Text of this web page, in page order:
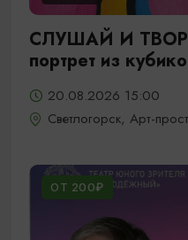
СЛУШАЙ И
портрет из
20.08.2026 15:00
Светлогорск, Арт-
ОТ 200₽